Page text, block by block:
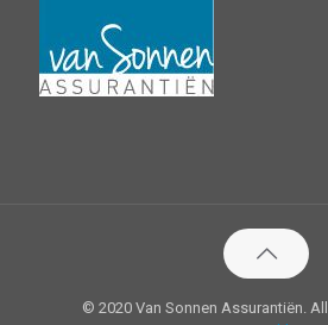
© 2020 Van Sonnen Assurantiën.